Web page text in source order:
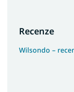
Recenze
Wilsondo –